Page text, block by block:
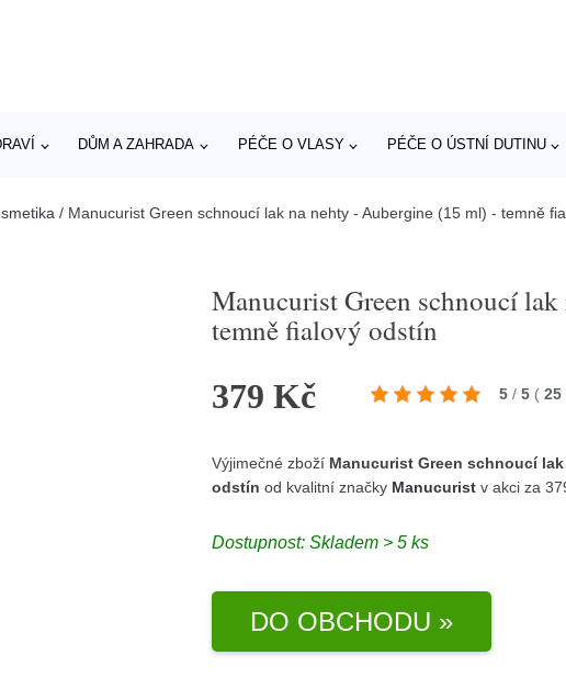
DŮM A ZAHRADA PÉČE O VLASY PÉČE O ÚSTNÍ DUTINU
/ Manucurist Green schnoucí lak na nehty - Aubergine (15 ml) - temně
Manucurist Green schnoucí
temně fialový odstín
379 Kč 5 / 5 ( 25
Výjimečné zboží Manucurist Green schnoucí
odstín od kvalitní značky Manucurist v akci za
Dostupnost:Skladem > 5 ks
DO OBCHODU »